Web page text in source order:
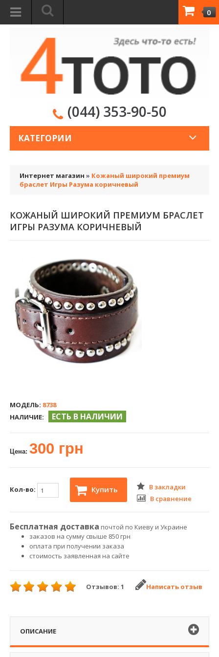
0
(044) 353-90-50
КАТЕГОРИИ
Интернет магазин » Кожаный широкий премиум
браслет Игры Разума коричневый
КОЖАНЫЙ ШИРОКИЙ ПРЕМИУМ БРАСЛЕТ
ИГРЫ РАЗУМА КОРИЧНЕВЫЙ
МОДЕЛЬ: 8738
НАЛИЧИЕ:
ЕСТЬ В НАЛИЧИИ
Цена: 300 грн
Кол-во: Купить
В закладки
В сравнение
Бесплатная доставка почтой по Киеву и Украине
заказов на сумму свыше 850 грн
оплата при получении заказа
стоимость заявленная на сайте
Отзывов: 1 Написать отзыв
ОПИСАНИЕ